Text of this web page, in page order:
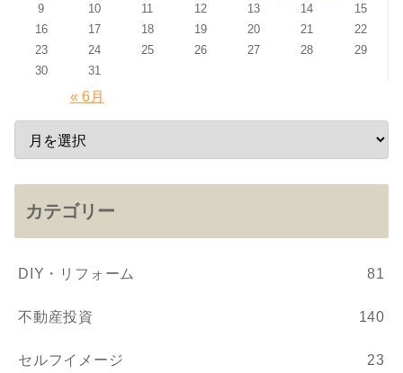
9
10 11 12 13 14
15
16
17 18 19 20 21
22
23
24 25 26 27 28
29
30
31
« 6月
カテゴリー
DIY・リフォーム 81
不動産投資 140
セルフイメージ 23